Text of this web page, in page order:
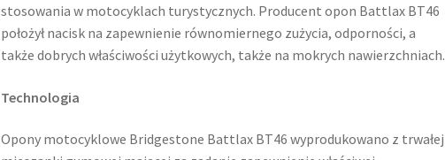
stosowania w motocyklach turystycznych. Producent opon Battlax BT46
położył nacisk na zapewnienie równomiernego zużycia, odporności, a
także dobrych właściwości użytkowych, także na mokrych nawierzchniach.
Technologia
Opony motocyklowe Bridgestone Battlax BT46 wyprodukowano z trwałej